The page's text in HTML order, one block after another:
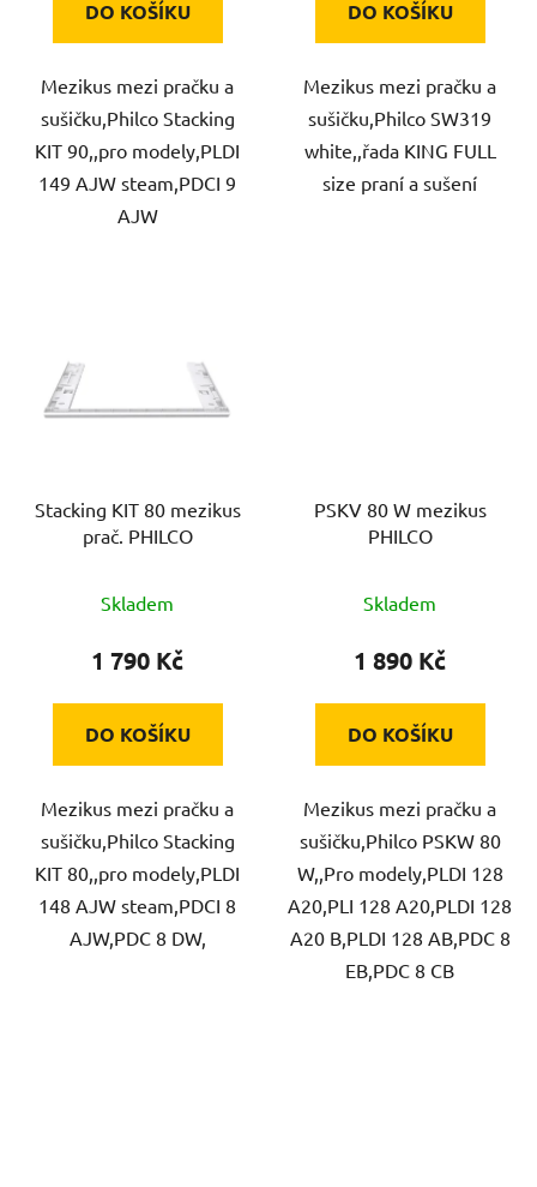
DO KOŠÍKU
Mezikus mezi pračku a
sušičku,Philco Stacking
KIT 90,,pro modely,PLDI
149 AJW steam,PDCI 9
AJW
DO KOŠÍKU
Mezikus mezi pračku a
sušičku,Philco SW319
white,,řada KING FULL
size praní a sušení
Stacking KIT 80 mezikus
prač. PHILCO
Skladem
1 790 Kč
DO KOŠÍKU
Mezikus mezi pračku a
sušičku,Philco Stacking
KIT 80,,pro modely,PLDI
148 AJW steam,PDCI 8
AJW,PDC 8 DW,
PSKV 80 W mezikus
PHILCO
Skladem
1 890 Kč
DO KOŠÍKU
Mezikus mezi pračku a
sušičku,Philco PSKW 80
W,,Pro modely,PLDI 128
A20,PLI 128 A20,PLDI 128
A20 B,PLDI 128 AB,PDC 8
EB,PDC 8 CB